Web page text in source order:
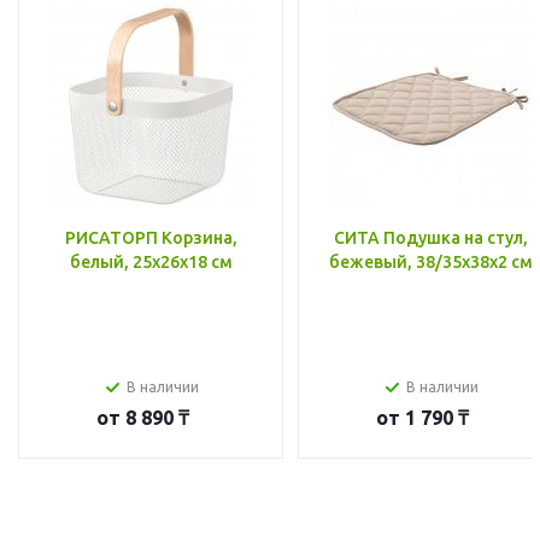
РИСАТОРП Корзина,
белый, 25x26x18 см
В наличии
от 8 890 ₸
СИТА Подушка на стул,
бежевый, 38/35x38x2 см
В наличии
от 1 790 ₸